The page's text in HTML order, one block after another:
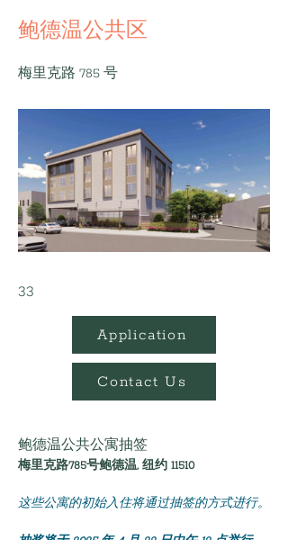
鲍德温公共区
梅里克路 785 号
33
Application
Contact Us
鲍德温公共公寓抽签
梅里克路785号鲍德温, 纽约 11510
这些公寓的初始入住将通过抽签的方式进行。